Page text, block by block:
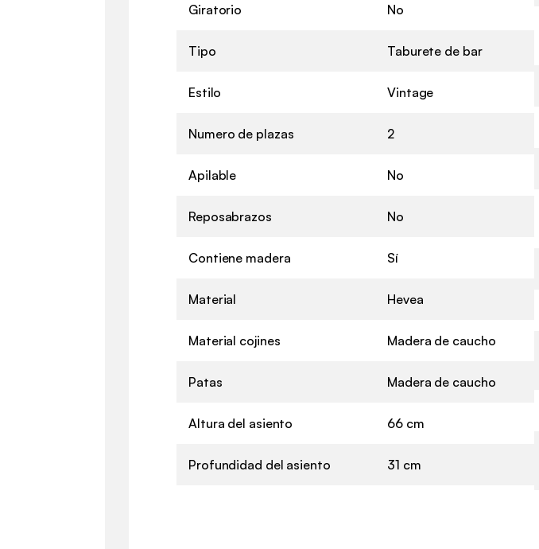
Giratorio No
Tipo Taburete de bar
Estilo Vintage
Numero de plazas 2
Apilable No
Reposabrazos No
Contiene madera Sí
Material Hevea
Material cojines Madera de caucho
Patas Madera de caucho
Altura del asiento 66 cm
Profundidad del asiento 31 cm